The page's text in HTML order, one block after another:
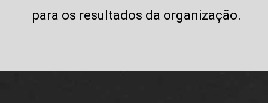
para os resultados da organização.